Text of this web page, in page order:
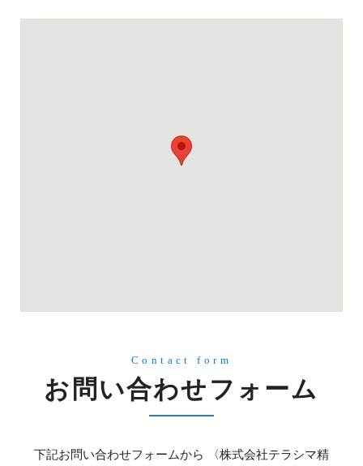
Contact form
お問い合わせフォーム
下記お問い合わせフォームから 〈株式会社テラシマ精